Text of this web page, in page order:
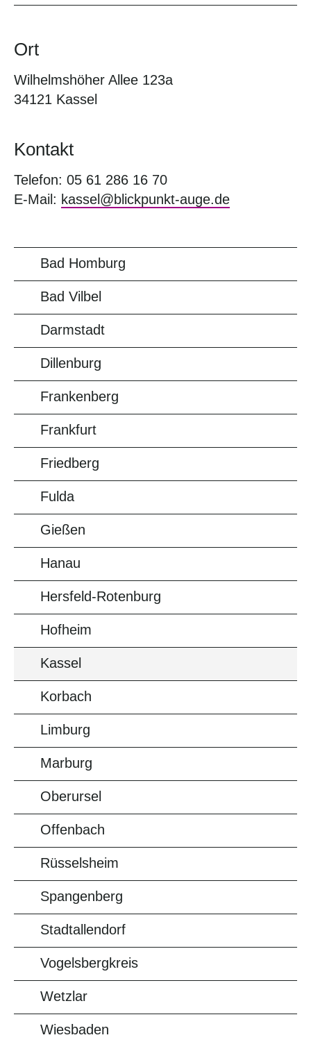
Ort
Wilhelmshöher Allee 123a
34121 Kassel
Kontakt
Telefon: 05 61 286 16 70
E-Mail: kassel@blickpunkt-auge.de
Bad Homburg
Bad Vilbel
Darmstadt
Dillenburg
Frankenberg
Frankfurt
Friedberg
Fulda
Gießen
Hanau
Hersfeld-Rotenburg
Hofheim
Kassel
Korbach
Limburg
Marburg
Oberursel
Offenbach
Rüsselsheim
Spangenberg
Stadtallendorf
Vogelsbergkreis
Wetzlar
Wiesbaden